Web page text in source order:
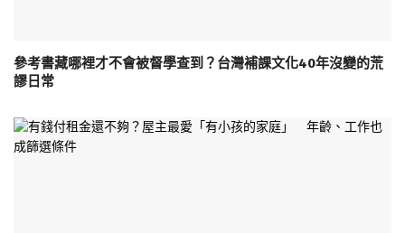
參考書藏哪裡才不會被督學查到？台灣補課文化40年沒變的荒
謬日常